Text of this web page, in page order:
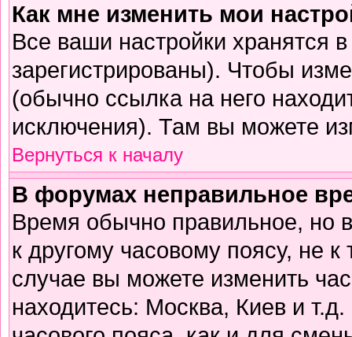
Как мне изменить мои
Все ваши настройки хранятся
зарегистрированы). Чтобы
(обычно ссылка на него
исключения). Там вы можете
Вернуться к началу
В форумах неправильное
Время обычно правильное, но
к другому часовому поясу, не
случае вы можете изменить
находитесь: Москва, Киев и